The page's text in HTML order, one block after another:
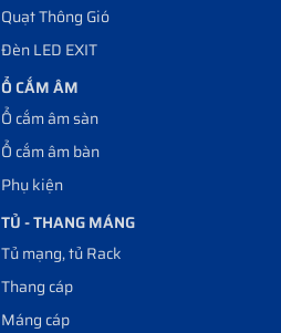
Quạt Thông Gió
Đèn LED EXIT
Ổ CẮM ÂM
Ổ cắm âm sàn
Ổ cắm âm bàn
Phụ kiện
TỦ - THANG MÁNG
Tủ mạng, tủ Rack
Thang cáp
Máng cáp